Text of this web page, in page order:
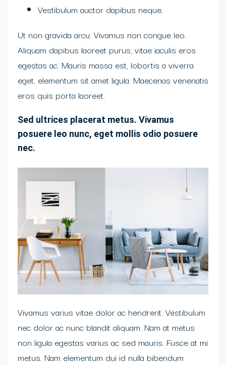
Vestibulum auctor dapibus neque.
Ut non gravida arcu. Vivamus non congue leo.
Aliquam dapibus laoreet purus, vitae iaculis eros
egestas ac. Mauris massa est, lobortis a viverra
eget, elementum sit amet ligula. Maecenas venenatis
eros quis porta laoreet.
Sed ultrices placerat metus. Vivamus
posuere leo nunc, eget mollis odio posuere
nec.
Vivamus varius vitae dolor ac hendrerit. Vestibulum
nec dolor ac nunc blandit aliquam. Nam at metus
non ligula egestas varius ac sed mauris. Fusce at mi
metus. Nam elementum dui id nulla bibendum